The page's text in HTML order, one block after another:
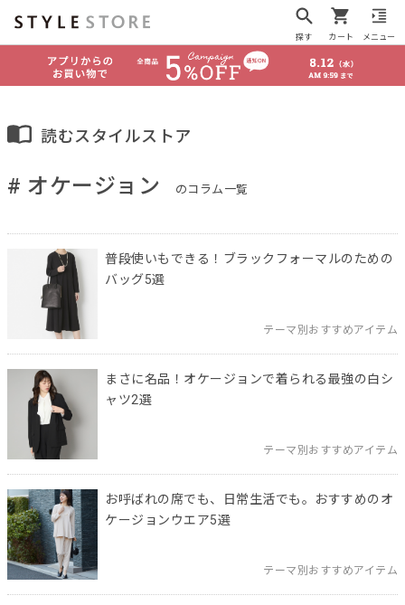
探す カート メニュー
読むスタイルストア
# オケージョン のコラム一覧
テーマ別おすすめアイテム
普段使いもできる！ブラックフォーマルのための
バッグ5選
テーマ別おすすめアイテム
まさに名品！オケージョンで着られる最強の白シ
ャツ2選
テーマ別おすすめアイテム
お呼ばれの席でも、日常生活でも。おすすめのオ
ケージョンウエア5選